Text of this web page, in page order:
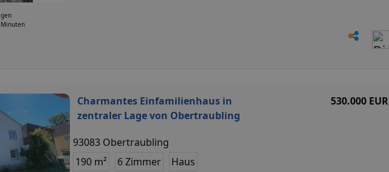
Charmantes Einfamilienhaus in
zentraler Lage von Obertraubling
530.000 EUR
93083 Obertraubling
190 m²
6 Zimmer Haus